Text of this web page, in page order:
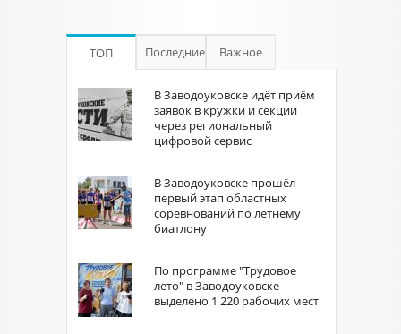
ТОП Последние Важное
В Заводоуковске идёт приём
заявок в кружки и секции
через региональный
цифровой сервис
В Заводоуковске прошёл
первый этап областных
соревнований по летнему
биатлону
По программе "Трудовое
лето" в Заводоуковске
выделено 1 220 рабочих мест